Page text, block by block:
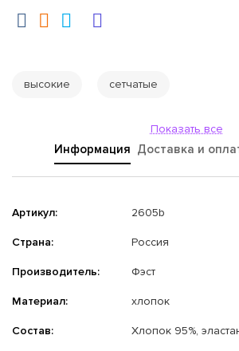
высокие сетчатые
Показать все
Информация Доставка и
Артикул: 2605b
Страна: Россия
Производитель: Фэст
Материал: хлопок
Состав: Хлопок 95%,